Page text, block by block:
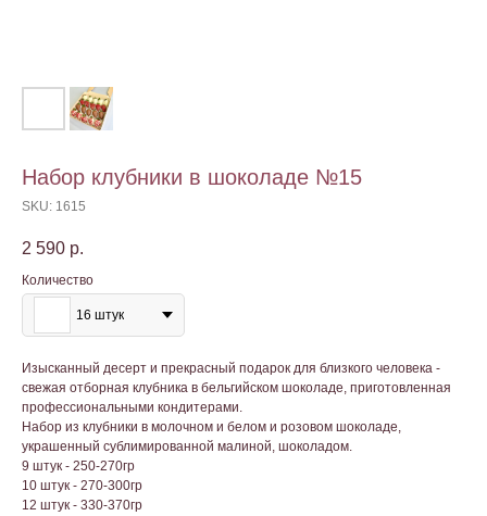
Набор клубники в шоколаде №15
SKU: 1615
2 590 р.
Количество
16 штук
Изысканный десерт и прекрасный подарок для близкого человека -
свежая отборная клубника в бельгийском шоколаде, приготовленная
профессиональными кондитерами.
Набор из клубники в молочном и белом и розовом шоколаде,
украшенный сублимированной малиной, шоколадом.
9 штук - 250-270гр
10 штук - 270-300гр
12 штук - 330-370гр